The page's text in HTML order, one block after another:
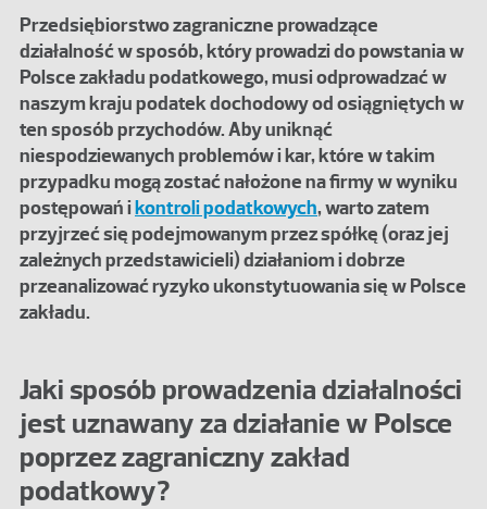
Przedsiębiorstwo zagraniczne prowadzące
działalność w sposób, który prowadzi do powstania w
Polsce zakładu podatkowego, musi odprowadzać w
naszym kraju podatek dochodowy od osiągniętych w
ten sposób przychodów. Aby uniknąć
niespodziewanych problemów i kar, które w takim
przypadku mogą zostać nałożone na firmy w wyniku
postępowań ikontroli podatkowych, warto zatem
przyjrzeć się podejmowanym przez spółkę (oraz jej
zależnych przedstawicieli) działaniom i dobrze
przeanalizować ryzyko ukonstytuowania się w Polsce
zakładu.
Jaki sposób prowadzenia działalności
jest uznawany za działanie w Polsce
poprzez zagraniczny zakład
podatkowy?